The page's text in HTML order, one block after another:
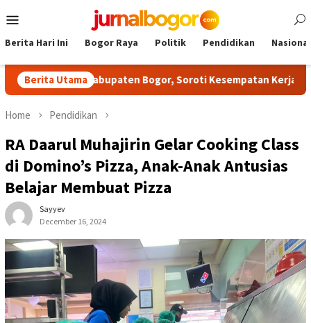
to
Menu
Berita Hari Ini Bogor Raya Politik Pendidikan Nasional
Berita Utama
Kabupaten Bogor, Soroti Kesempatan Kerja yang Setara
Home Pendidikan
RA Daarul Muhajirin Gelar Cooking Class
di Domino’s Pizza, Anak-Anak Antusias
Belajar Membuat Pizza
Sayyev
December 16, 2024